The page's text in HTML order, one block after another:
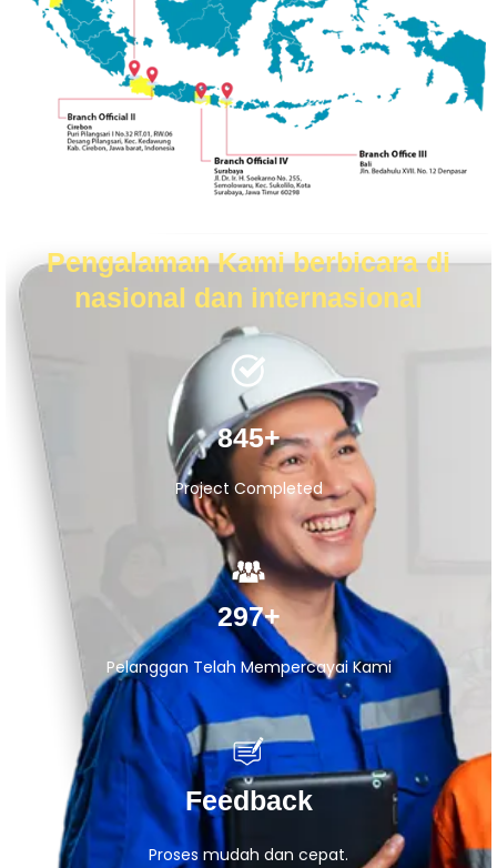
Pengalaman Kami berbicara di
nasional dan internasional
1.236+
Project Completed
435+
Pelanggan Telah Mempercayai Kami
Feedback
Proses mudah dan cepat.